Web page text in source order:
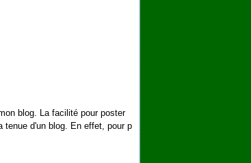
blog. La facilité pour poster
tenue d'un blog. En effet, pour p